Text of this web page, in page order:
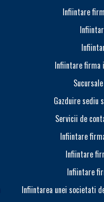
Infiintare
Infiintare firma
Gazduire sediu
Servicii de
Infiintare
Infiintare
Infiintare
Infiintarea unei societati